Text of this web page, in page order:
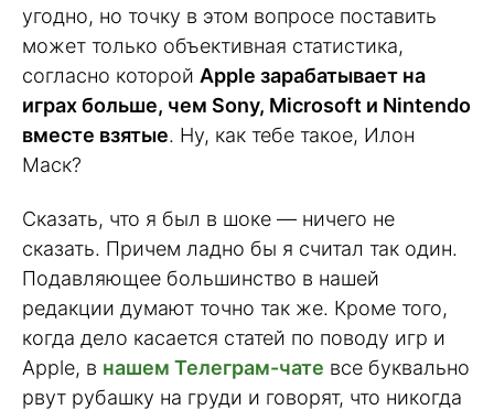
угодно, но точку в этом вопросе поставить
может только объективная статистика,
согласно которой Apple зарабатывает на
играх больше, чем Sony, Microsoft и Nintendo
вместе взятые. Ну, как тебе такое, Илон
Маск?
Сказать, что я был в шоке — ничего не
сказать. Причем ладно бы я считал так один.
Подавляющее большинство в нашей
редакции думают точно так же. Кроме того,
когда дело касается статей по поводу игр и
Apple, в нашем Телеграм-чате все буквально
рвут рубашку на груди и говорят, что никогда